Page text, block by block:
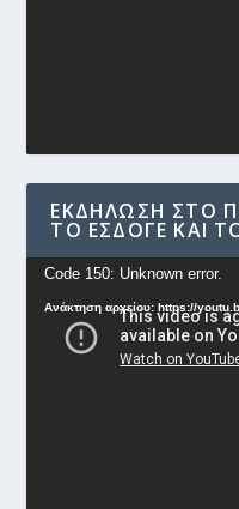
ΕΚΔΉΛΩΣΗ ΣΤΟ
ΤΟ ΕΣΔΟΓΕ ΚΑΙ
Πρόγραμμα
Αναπαραγωγής
Βίντεο
Code 150: Unknown error.
Ανάκτηση αρχείου: https://